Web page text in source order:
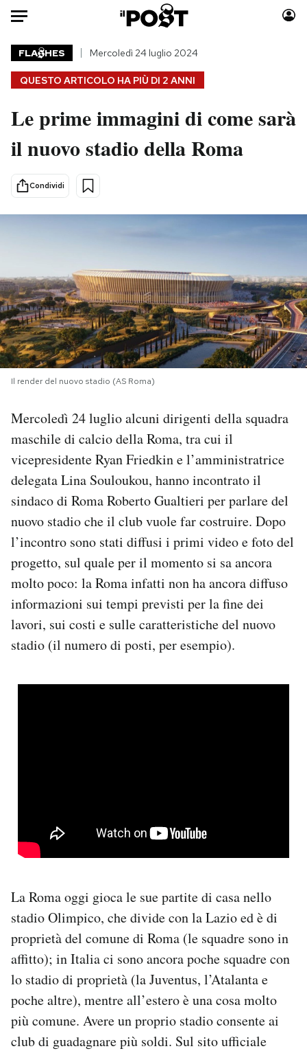
Auto
HOME
Italia
Politica
Tecnologia
Internet
Scienza
Sport
Moda
Consumismi
Media
Mondiali calcio 2026
PODCAST
NEWSLETTER
I MIEI PREFERITI
SHOP
CALENDARIO
AREA PERSONALE
Area Personale
Newsletter
Notifiche mobile
Regala il Post
QUESTO ARTICOLO HA PIÙ DI 2 ANNI
FLA HES Mercoledì 24 luglio 2024
Le prime immagini di come sarà
il nuovo stadio della Roma
Condividi
Il render del nuovo stadio (AS Roma)
Mercoledì 24 luglio alcuni dirigenti della squadra
maschile di calcio della Roma, tra cui il
vicepresidente Ryan Friedkin e l’amministratrice
delegata Lina Souloukou, hanno incontrato il
sindaco di Roma Roberto Gualtieri per parlare del
nuovo stadio che il club vuole far costruire. Dopo
l’incontro sono stati diffusi i primi video e foto del
progetto, sul quale per il momento si sa ancora
molto poco: la Roma infatti non ha ancora diffuso
informazioni sui tempi previsti per la fine dei
lavori, sui costi e sulle caratteristiche del nuovo
stadio (il numero di posti, per esempio).
La Roma oggi gioca le sue partite di casa nello
stadio Olimpico, che divide con la Lazio ed è di
proprietà del comune di Roma (le squadre sono in
affitto); in Italia ci sono ancora poche squadre con
lo stadio di proprietà (la Juventus, l’Atalanta e
poche altre), mentre all’estero è una cosa molto
più comune. Avere un proprio stadio consente ai
club di guadagnare più soldi. Sul sito ufficiale